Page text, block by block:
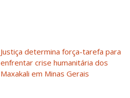
Justiça determina força-tarefa para
enfrentar crise humanitária dos
Maxakali em Minas Gerais